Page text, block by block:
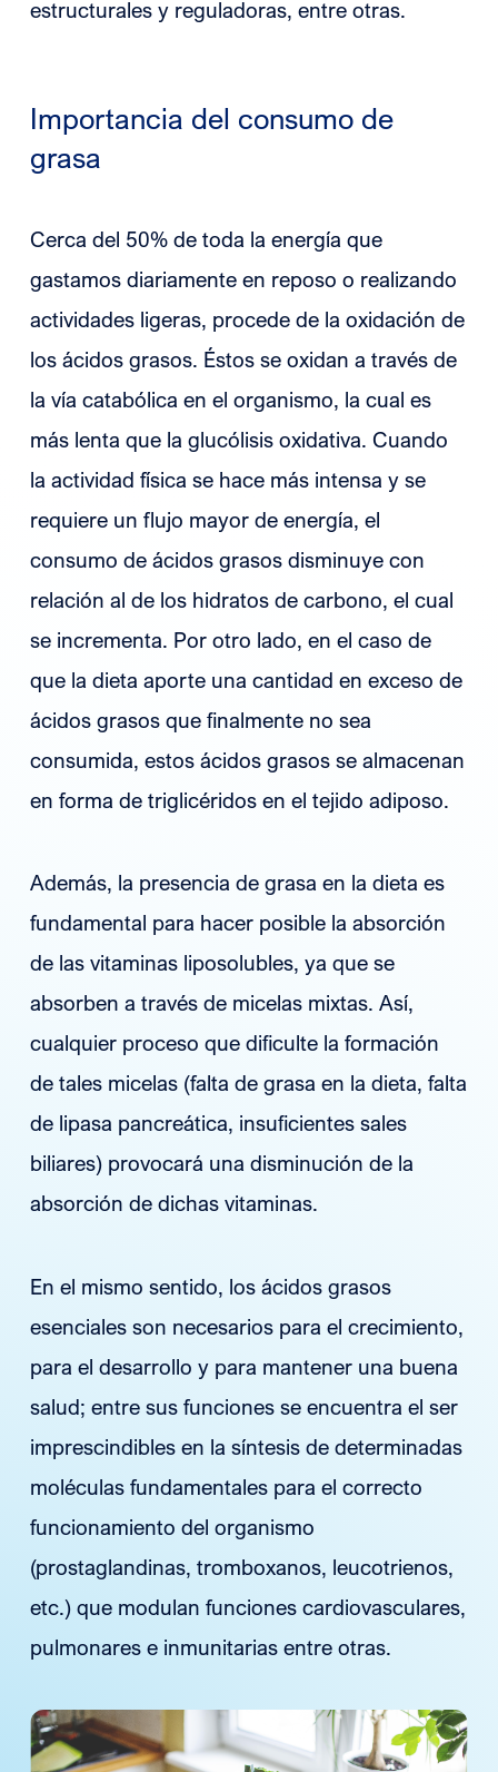
estructurales y reguladoras, entre otras.
Importancia del consumo de
grasa
Cerca del 50% de toda la energía que
gastamos diariamente en reposo o realizando
actividades ligeras, procede de la oxidación de
los ácidos grasos. Éstos se oxidan a través de
la vía catabólica en el organismo, la cual es
más lenta que la glucólisis oxidativa. Cuando
la actividad física se hace más intensa y se
requiere un flujo mayor de energía, el
consumo de ácidos grasos disminuye con
relación al de los hidratos de carbono, el cual
se incrementa. Por otro lado, en el caso de
que la dieta aporte una cantidad en exceso de
ácidos grasos que finalmente no sea
consumida, estos ácidos grasos se almacenan
en forma de triglicéridos en el tejido adiposo.
Además, la presencia de grasa en la dieta es
fundamental para hacer posible la absorción
de las vitaminas liposolubles, ya que se
absorben a través de micelas mixtas. Así,
cualquier proceso que dificulte la formación
de tales micelas (falta de grasa en la dieta, falta
de lipasa pancreática, insuficientes sales
biliares) provocará una disminución de la
absorción de dichas vitaminas.
En el mismo sentido, los ácidos grasos
esenciales son necesarios para el crecimiento,
para el desarrollo y para mantener una buena
salud; entre sus funciones se encuentra el ser
imprescindibles en la síntesis de determinadas
moléculas fundamentales para el correcto
funcionamiento del organismo
(prostaglandinas, tromboxanos, leucotrienos,
etc.) que modulan funciones cardiovasculares,
pulmonares e inmunitarias entre otras.